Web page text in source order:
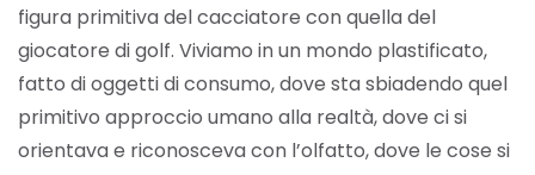
figura primitiva del cacciatore con quella del
giocatore di golf. Viviamo in un mondo plastificato,
fatto di oggetti di consumo, dove sta sbiadendo quel
primitivo approccio umano alla realtà, dove ci si
orientava e riconosceva con l’olfatto, dove le cose si